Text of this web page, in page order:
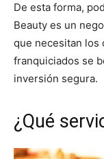
De esta forma,
Beauty es un
que necesitan los
franquiciados se
inversión segura.
¿Qué